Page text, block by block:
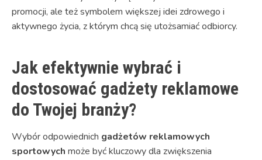
promocji, ale też symbolem większej idei zdrowego i
aktywnego życia, z którym chcą się utożsamiać odbiorcy.
Jak efektywnie wybrać i
dostosować gadżety reklamowe
do Twojej branży?
Wybór odpowiednich gadżetów reklamowych
sportowych może być kluczowy dla zwiększenia